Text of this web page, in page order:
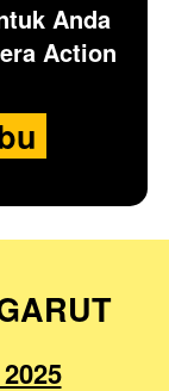
Anda
Action